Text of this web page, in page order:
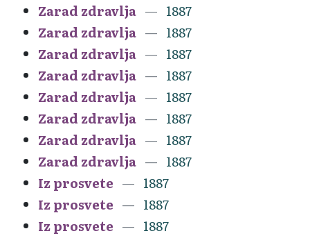
Zarad zdravlja
1887
Zarad zdravlja
1887
Zarad zdravlja
1887
Zarad zdravlja
1887
Zarad zdravlja
1887
Zarad zdravlja
1887
Zarad zdravlja
1887
Zarad zdravlja
1887
Iz prosvete
1887
Iz prosvete
1887
Iz prosvete
1887